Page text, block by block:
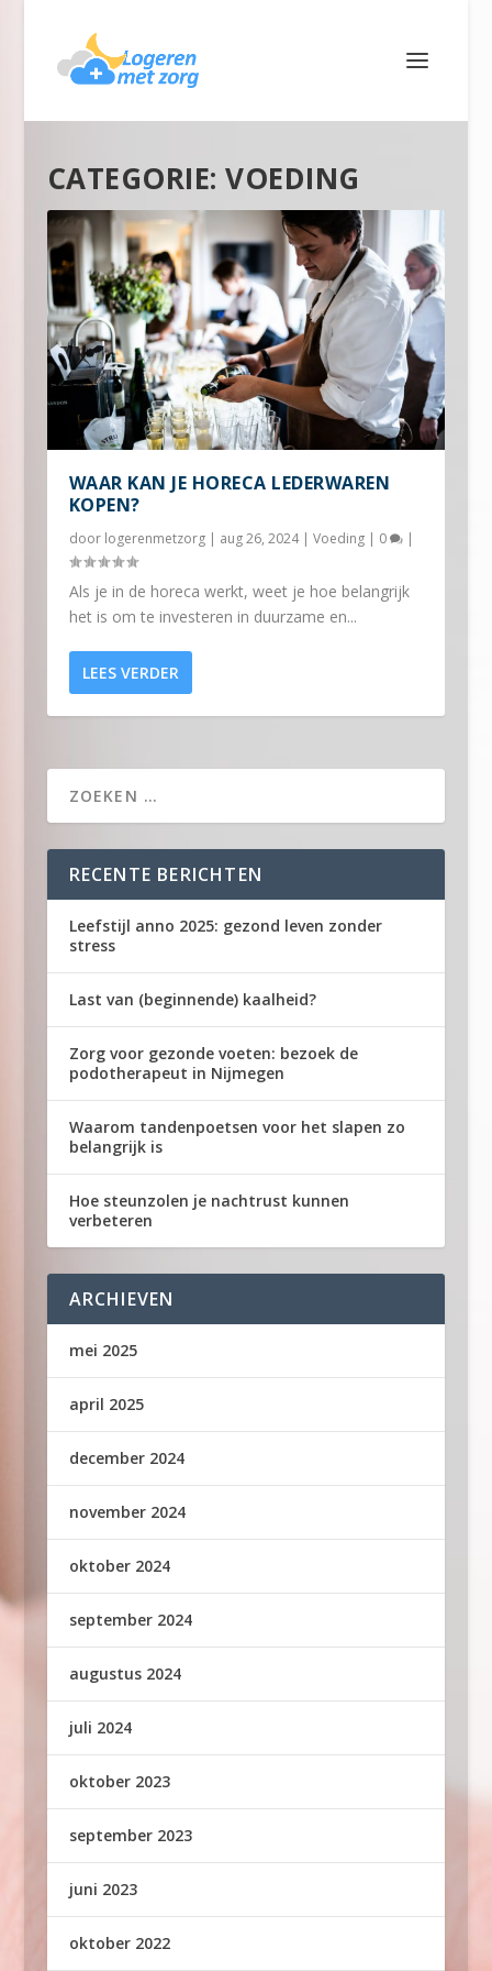
CATEGORIE:VOEDING
WAAR KAN JE HORECA LEDERWAREN
KOPEN?
door logerenmetzorg| aug 26, 2024| Voeding| 0 |
Als je in de horeca werkt, weet je hoe belangrijk
het is om te investeren in duurzame en...
LEES VERDER
RECENTE BERICHTEN
Leefstijl anno 2025: gezond leven zonder
stress
Last van (beginnende) kaalheid?
Zorg voor gezonde voeten: bezoek de
podotherapeut in Nijmegen
Waarom tandenpoetsen voor het slapen zo
belangrijk is
Hoe steunzolen je nachtrust kunnen
verbeteren
ARCHIEVEN
mei 2025
april 2025
december 2024
november 2024
oktober 2024
september 2024
augustus 2024
juli 2024
oktober 2023
september 2023
juni 2023
oktober 2022